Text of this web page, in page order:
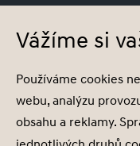
Praze,
Vážíme si
Používáme cookies
webu, analýzu
obsahu a reklamy.